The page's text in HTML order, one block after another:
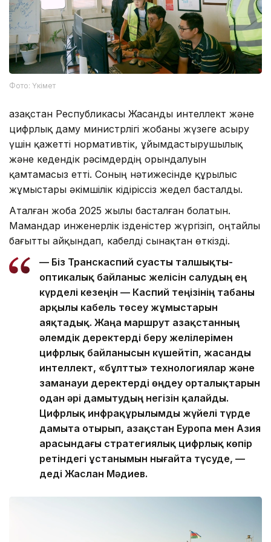
Фото: Үкімет
Қазақстан Республикасы Жасанды интеллект және
цифрлық даму министрлігі жобаны жүзеге асыру
үшін қажетті нормативтік, ұйымдастырушылық
және кедендік рәсімдердің орындалуын
қамтамасыз етті. Соның нәтижесінде құрылыс
жұмыстары әкімшілік кідіріссіз жедел басталды.
Аталған жоба 2025 жылы басталған болатын.
Мамандар инженерлік ізденістер жүргізіп, оңтайлы
бағытты айқындап, кабелді сынақтан өткізді.
— Біз Транскаспий суасты талшықты-
оптикалық байланыс желісін салудың ең
күрделі кезеңін — Каспий теңізінің табаны
арқылы кабель төсеу жұмыстарын
аяқтадық. Жаңа маршрут Қазақстанның
әлемдік деректерді беру желілерімен
цифрлық байланысын күшейтіп, жасанды
интеллект, «бұлтты» технологиялар және
заманауи деректерді өңдеу орталықтарын
одан әрі дамытудың негізін қалайды.
Цифрлық инфрақұрылымды жүйелі түрде
дамыта отырып, Қазақстан Еуропа мен Азия
арасындағы стратегиялық цифрлық көпір
ретіндегі ұстанымын нығайта түсуде, —
деді Жаслан Мәдиев.